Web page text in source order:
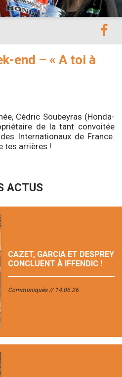
end – « A toi à
Cédric Soubeyras (Honda-
de la tant convoitée
Internationaux de France.
tes arrières !
ACTUS
CAZET, GARCIA ET DESPREY
CONCLUENT À IFFENDIC !
Communiqués 14.06.26